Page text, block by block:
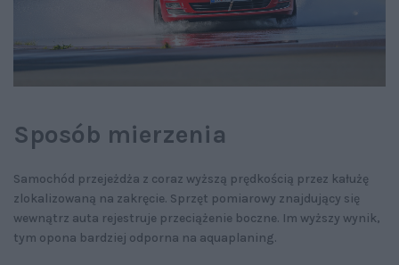
Sposób mierzenia
Samochód przejeżdża z coraz wyższą prędkością przez kałużę
zlokalizowaną na zakręcie. Sprzęt pomiarowy znajdujący się
wewnątrz auta rejestruje przeciążenie boczne. Im wyższy wynik,
tym opona bardziej odporna na aquaplaning.